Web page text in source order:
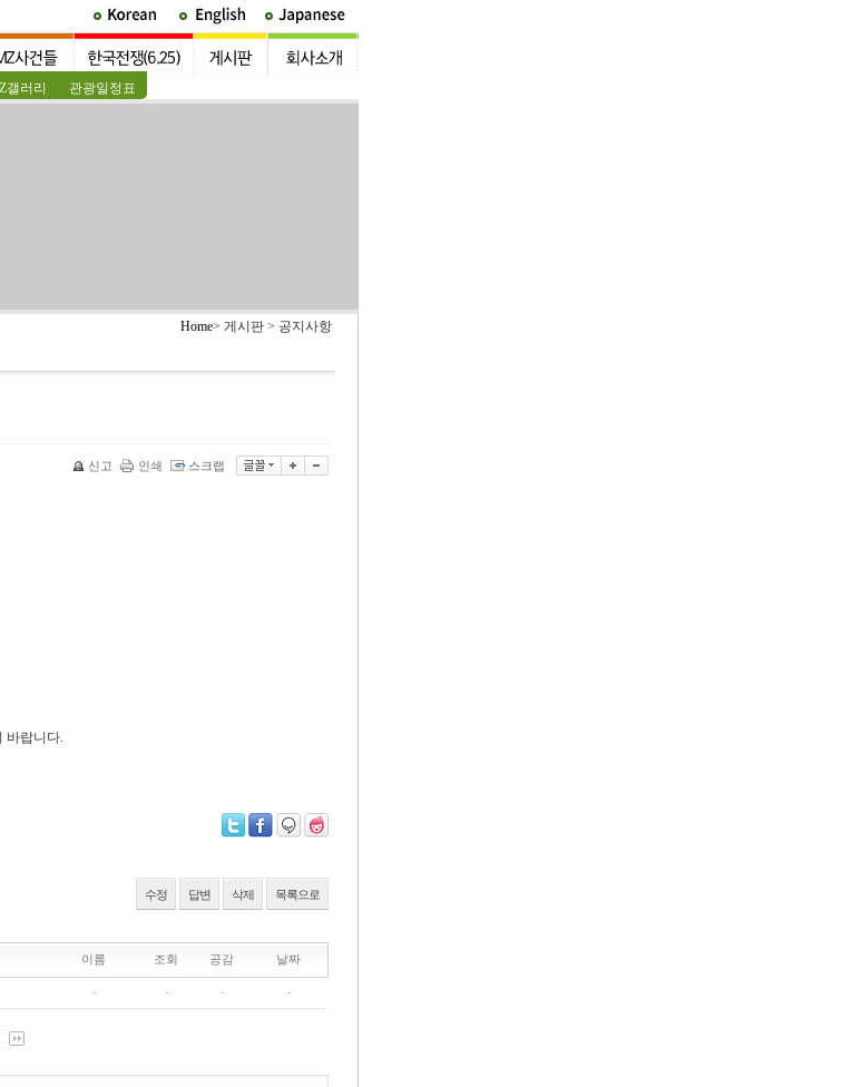
갤러리 관광일정표
Home> 게시판 > 공지사항
신고 인쇄 스크랩
바랍니다.
수정 답변 삭제 목록으로